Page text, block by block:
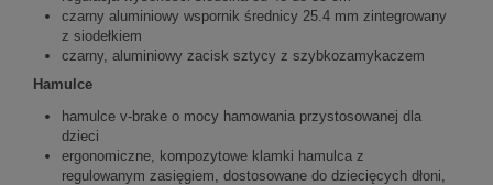
czarny aluminiowy wspornik średnicy 25.4 mm zintegrowany
z siodełkiem
czarny, aluminiowy zacisk sztycy z szybkozamykaczem
Hamulce
hamulce v-brake o mocy hamowania przystosowanej dla
dzieci
ergonomiczne, kompozytowe klamki hamulca z
regulowanym zasięgiem, dostosowane do dziecięcych dłoni,